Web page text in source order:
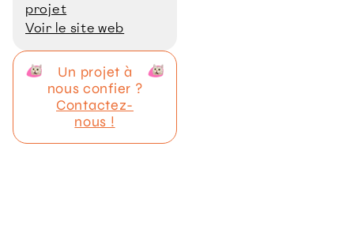
projet
Voir le site web
Un projet à
nous confier ?
Contactez-
nous !